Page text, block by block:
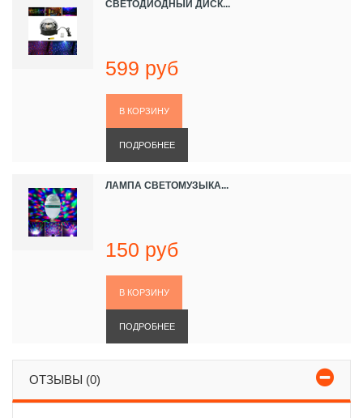
СВЕТОДИОДНЫЙ ДИСК...
599 руб
ПОДРОБНЕЕ
ЛАМПА СВЕТОМУЗЫКА...
150 руб
ПОДРОБНЕЕ
ОТЗЫВЫ (0)